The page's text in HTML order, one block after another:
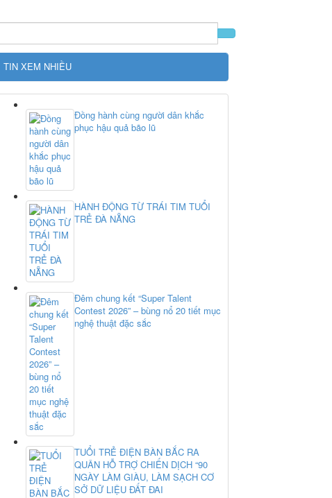
TIN XEM NHIỀU
Đồng hành cùng người dân khắc
phục hậu quả bão lũ
HÀNH ĐỘNG TỪ TRÁI TIM TUỔI
TRẺ ĐÀ NẴNG
Đêm chung kết “Super Talent
Contest 2026” – bùng nổ 20 tiết mục
nghệ thuật đặc sắc
TUỔI TRẺ ĐIỆN BÀN BẮC RA
QUÂN HỖ TRỢ CHIẾN DỊCH “90
NGÀY LÀM GIÀU, LÀM SẠCH CƠ
SỞ DỮ LIỆU ĐẤT ĐAI